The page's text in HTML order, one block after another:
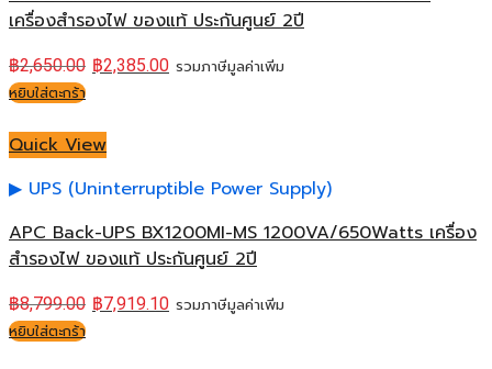
เครื่องสำรองไฟ ของแท้ ประกันศูนย์ 2ปี
฿2,650.00 ฿2,385.00 รวมภาษีมูลค่าเพิ่ม
หยิบใส่ตะกร้า
Quick View
UPS (Uninterruptible Power Supply)
APC Back-UPS BX1200MI-MS 1200VA/650Watts เครื่อง
สำรองไฟ ของแท้ ประกันศูนย์ 2ปี
฿8,799.00 ฿7,919.10 รวมภาษีมูลค่าเพิ่ม
หยิบใส่ตะกร้า